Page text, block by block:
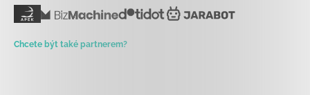
Chcete být také partnerem?